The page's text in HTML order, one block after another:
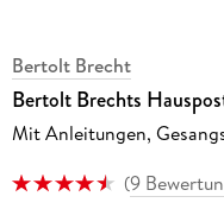
Bertolt Brecht
Bertolt Brechts
Mit Anleitungen,
(9